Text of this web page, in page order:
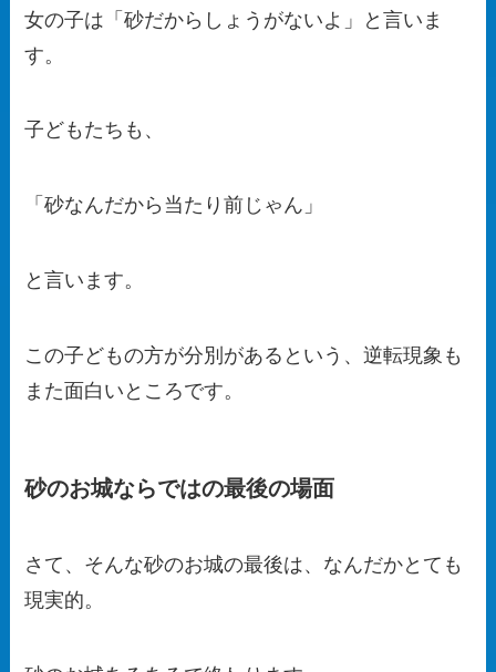
女の子は「砂だからしょうがないよ」と言いま
す。
子どもたちも、
「砂なんだから当たり前じゃん」
と言います。
この子どもの方が分別があるという、逆転現象も
また面白いところです。
砂のお城ならではの最後の場面
さて、そんな砂のお城の最後は、なんだかとても
現実的。